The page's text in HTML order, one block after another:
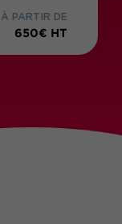
À PARTIR DE
650€ HT